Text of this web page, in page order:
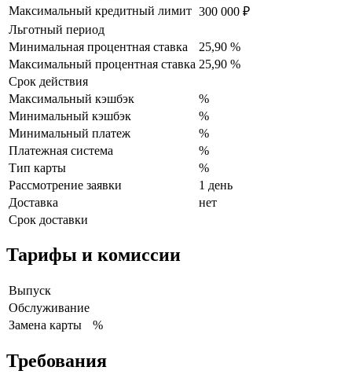
Максимальный кредитный лимит 300 000 ₽
Льготный период
Минимальная процентная ставка
25,90 %
Максимальный процентная ставка 25,90 %
Срок действия
Максимальный кэшбэк
%
Минимальный кэшбэк
%
Минимальный платеж
%
Платежная система
%
Тип карты
%
Рассмотрение заявки
1 день
Доставка
нет
Срок доставки
Тарифы и комиссии
Выпуск
Обслуживание
Замена карты
%
Требования